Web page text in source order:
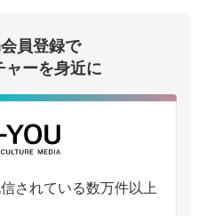
ンする
員登録で
ャーを身近に
されている数万件以上